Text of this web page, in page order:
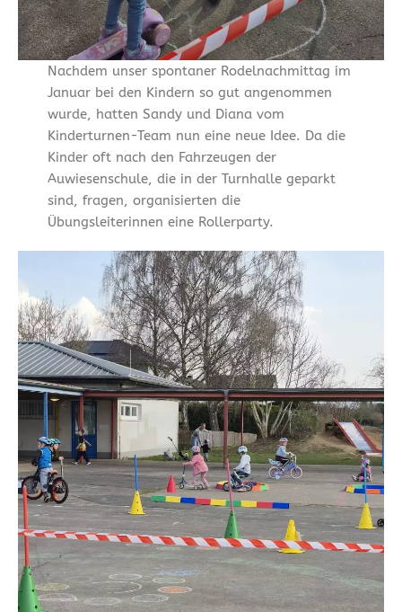
Nachdem unser spontaner Rodelnachmittag im
Januar bei den Kindern so gut angenommen
wurde, hatten Sandy und Diana vom
Kinderturnen-Team nun eine neue Idee. Da die
Kinder oft nach den Fahrzeugen der
Auwiesenschule, die in der Turnhalle geparkt
sind, fragen, organisierten die
Übungsleiterinnen eine Rollerparty.